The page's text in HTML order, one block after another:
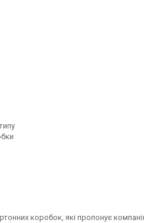
коробок, які пропонує